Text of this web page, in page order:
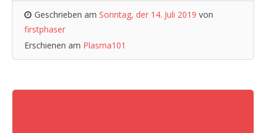
Geschrieben am Sonntag, der 14. Juli 2019 von
firstphaser
Erschienen am Plasma101